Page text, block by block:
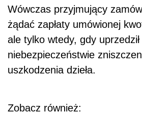
Wówczas przyjmujący
żądać zapłaty umówionej
ale tylko wtedy, gdy
niebezpieczeństwie
uszkodzenia dzieła.
Zobacz również: